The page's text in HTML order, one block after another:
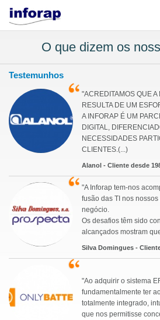
O que dizem os
Testemunhos
"ACREDITAMOS QUE
RESULTA DE UM
A INFORAP É UM
DIGITAL,
NECESSIDADES
CLIENTES.(...)
Alanol - Cliente desde
"A Inforap tem-nos
fusão das TI nos
negócio.
Os desafios têm sido
alcançados mostram
Silva Domingues -
"Ao adquirir o sistema
fundamentalmente ter
totalmente integrado,
que nos permitisse